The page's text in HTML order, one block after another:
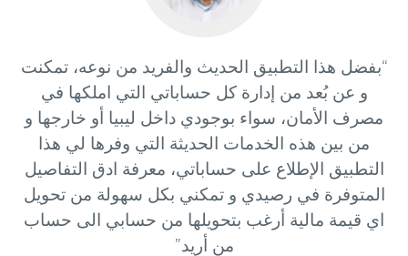
“بفضل هذا التطبيق الحديث والفريد من نوعه، تمكنت
و عن بُعد من إدارة كل حساباتي التي املكها في
مصرف الأمان، سواء بوجودي داخل ليبيا أو خارجها و
من بين هذه الخدمات الحديثة التي وفرها لي هذا
التطبيق الإطلاع على حساباتي، معرفة ادق التفاصيل
المتوفرة في رصيدي و تمكني بكل سهولة من تحويل
اي قيمة مالية أرغب بتحويلها من حسابي الى حساب
من أريد”